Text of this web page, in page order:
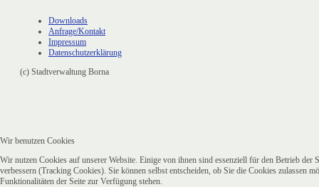
Downloads
Anfrage/Kontakt
Impressum
Datenschutzerklärung
(c) Stadtverwaltung Borna
Wir benutzen Cookies
Wir nutzen Cookies auf unserer Website. Einige von ihnen sind essenziell für den Betrieb der
verbessern (Tracking Cookies). Sie können selbst entscheiden, ob Sie die Cookies zulassen
Funktionalitäten der Seite zur Verfügung stehen.